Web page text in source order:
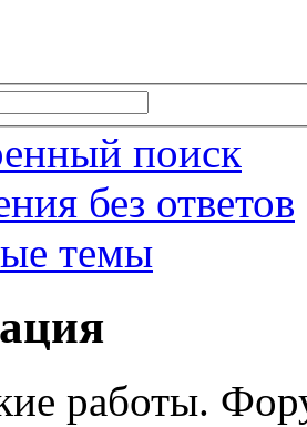
поиск
без ответов
темы
работы.